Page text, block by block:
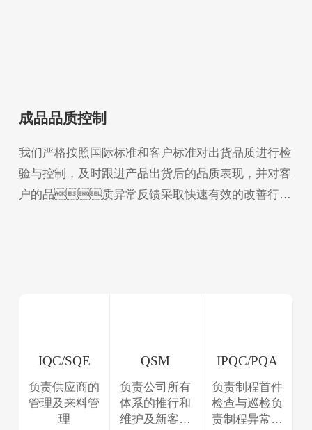
成品品质控制
我们严格按照国际标准和客户标准对出货品质进行检
验与控制，及时跟进产品出货后的品质表现，并对客
户的品质异常反馈采取快速有效的改善行
IQC/SQE
负责供应商的
管理及来料管
理
QSM
负责公司所有
体系的推行和
维护及新客户
IPQC/PQA
负责制程首件
检查与巡检负
责制程异常主